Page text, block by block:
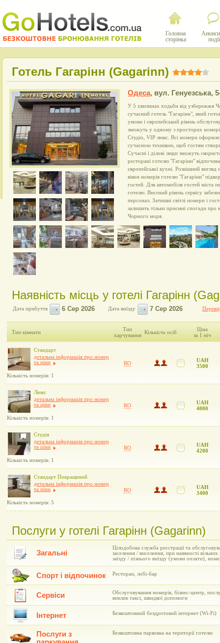
Головна
сторінка
події
Готель Гагарінн (Gagarinn)
Одеса, вул. Генуезська,
У 5 хвилинах ходьби від узбережжя
сучасний готель "Гагарінн", який
умови і європейський рівень
зможуть у одному з просторих
Студіо, VIP люкс. Всі номери
сучасною технікою, щоб гостям
Сучасні і ділові люди зможуть
ресторані готелю "Гагарінн"
європейської кухні. Розкішний вигляд
вікон номерів готелю "Гагарінн"
гостей. Для автомобіля гостей міста
готелю. Високий рівень сервісу
персонал. Затишні світлі номери і
залишить тільки приємні спогади про
Чорного моря.
Наявність місць у готелі Гагарінн
Дата прибуття Дата виїзду
Тип кімнати
Тип
харчування Кількість осіб
Ціна
за 1 ніч
Стандарт
детальна інформація про номер
та ціни
Кількість номерів: 1
RO
UAH
3500
Люкс
детальна інформація про номер
та ціни
Кількість номерів: 1
RO
UAH
4000
Студія
детальна інформація про номер
та ціни
Кількість номерів: 1
RO
UAH
4200
Стандарт Покращений
детальна інформація про номер
та ціни
Кількість номерів: 5
RO
UAH
3400
Послуги у готелі Гагарінн (Gagarinn)
Загальні
Цілодобова служба реєстрації та
заселення / виселення, при наявності
заїзду / пізнього виїзду (умови оплати),
Спорт і відпочинок Ресторан, лобі-бар
Сервіси
Обслуговування номерів, бізнес-центр,
виклик таксі, швидкої допомоги
Інтернет Безкоштовний бездротовий інтернет (Wi-Fi)
Послуги з
Безкоштовна парковка на території готелю